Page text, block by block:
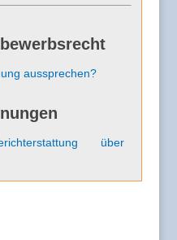
aussprechen?
über